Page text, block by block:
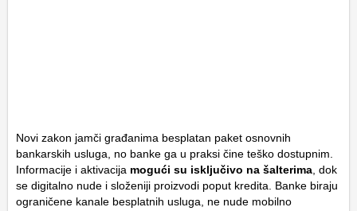
Novi zakon jamči građanima besplatan paket osnovnih
bankarskih usluga, no banke ga u praksi čine teško dostupnim.
Informacije i aktivacija mogući su isključivo na šalterima , dok
se digitalno nude i složeniji proizvodi poput kredita. Banke biraju
ograničene kanale besplatnih usluga, ne nude mobilno